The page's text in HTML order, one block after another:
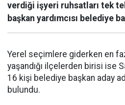
verdiği işyeri ruhsatları tek
başkan yardımcısı belediye
Yerel seçimlere giderken en
yaşandığı ilçelerden birisi ise
16 kişi belediye başkan aday
bulundu.